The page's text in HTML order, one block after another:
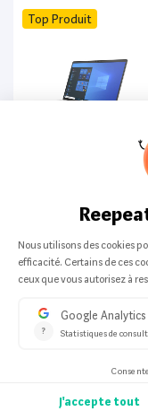
Top Produit
Top Produit